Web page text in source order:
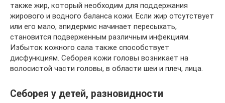
также жир, который необходим для поддержания
жирового и водного баланса кожи. Если жир отсутствует
или его мало, эпидермис начинает пересыхать,
становится подверженным различным инфекциям.
Избыток кожного сала также способствует
дисфункциям. Себорея кожи головы возникает на
волосистой части головы, в области шеи и плеч, лица.
Себорея у детей, разновидности